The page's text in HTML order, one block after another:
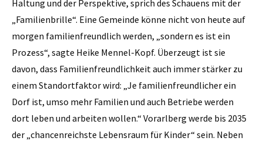
Haltung und der Perspektive, sprich des Schauens mit der
„Familienbrille“. Eine Gemeinde könne nicht von heute auf
morgen familienfreundlich werden, „sondern es ist ein
Prozess“, sagte Heike Mennel-Kopf. Überzeugt ist sie
davon, dass Familienfreundlichkeit auch immer stärker zu
einem Standortfaktor wird: „Je familienfreundlicher ein
Dorf ist, umso mehr Familien und auch Betriebe werden
dort leben und arbeiten wollen.“ Vorarlberg werde bis 2035
der „chancenreichste Lebensraum für Kinder“ sein. Neben